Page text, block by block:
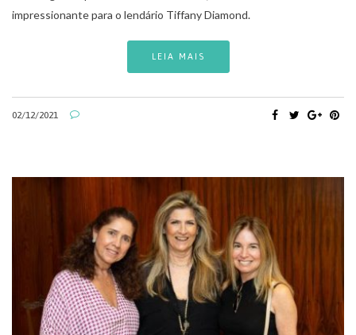
impressionante para o lendário Tiffany Diamond.
LEIA MAIS
02/12/2021